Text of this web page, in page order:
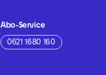
Abo-Service
0621 1680 160